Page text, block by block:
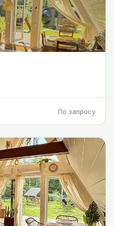
По запросу